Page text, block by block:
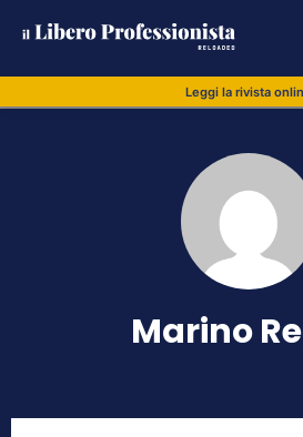
Leggi la rivista
Marino